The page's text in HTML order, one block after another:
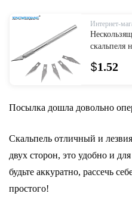
Интернет-
скальпеля
лезвия
$1.52
Посылка дошла довольно
Скальпель отличный и
двух сторон, это удобно и
будьте аккуратно, рассечь
простого!